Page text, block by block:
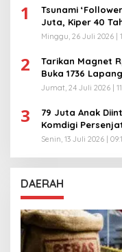
1
Tsunami
Juta, Kiper 40
Minggu, 26 Juli 2026 |
2
Tarikan Magnet
Buka 1736
Jumat, 24 Juli 2026 |
3
79 Juta Anak
Komdigi
Senin, 13 Juli 2026 |
DAERAH